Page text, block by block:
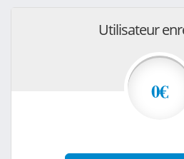
Utilisateur
0€